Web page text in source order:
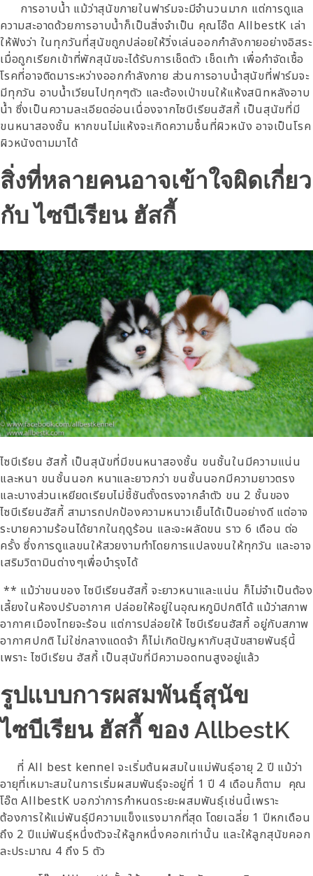
การอาบน้ำ แม้ว่าสุนัขภายในฟาร์มจะมีจำนวนมาก แต่การดูแล
ความสะอาดด้วยการอาบน้ำก็เป็นสิ่งจำเป็น คุณโอ๊ต AllbestK เล่า
ให้ฟังว่า ในทุกวันที่สุนัขถูกปล่อยให้วิ่งเล่นออกกำลังกายอย่างอิสระ
เมื่อถูกเรียกเข้าที่พักสุนัขจะได้รับการเช็ดตัว เช็ดเท้า เพื่อกำจัดเชื้อ
โรคที่อาจติดมาระหว่างออกกำลังกาย ส่วนการอาบน้ำสุนัขที่ฟาร์มจะ
มีทุกวัน อาบน้ำเวียนไปทุกๆตัว และต้องเป่าขนให้แห้งสนิทหลังอาบ
น้ำ ซึ่งเป็นความละเอียดอ่อนเนื่องจากไซบีเรียนฮัสกี้ เป็นสุนัขที่มี
ขนหนาสองชั้น หากขนไม่แห้งจะเกิดความชื้นที่ผิวหนัง อาจเป็นโรค
ผิวหนังตามมาได้
สิ่งที่หลายคนอาจเข้าใจผิดเกี่ยว
กับ ไซบีเรียน ฮัสกี้
ไซบีเรียน ฮัสกี้ เป็นสุนัขที่มีขนหนาสองชั้น ขนชั้นในมีความแน่น
และหนา ขนชั้นนอก หนาและยาวกว่า ขนชั้นนอกมีความยาวตรง
และบางส่วนเหยียดเรียบไม่ชี้ชันตั้งตรงจากลำตัว ขน 2 ชั้นของ
ไซบีเรียนฮัสกี้ สามารถปกป้องความหนาวเย็นได้เป็นอย่างดี แต่อาจ
ระบายความร้อนได้ยากในฤดูร้อน และจะผลัดขน ราว 6 เดือน ต่อ
ครั้ง ซึ่งการดูแลขนให้สวยงามทำโดยการแปลงขนให้ทุกวัน และอาจ
เสริมวิตามินต่างๆเพื่อบำรุงได้
** แม้ว่าขนของ ไซบีเรียนฮัสกี้ จะยาวหนาและแน่น ก็ไม่จำเป็นต้อง
เลี้ยงในห้องปรับอากาศ ปล่อยให้อยู่ในอุณหภูมิปกติได้ แม้ว่าสภาพ
อากาศเมืองไทยจะร้อน แต่การปล่อยให้ ไซบีเรียนฮัสกี้ อยู่กับสภาพ
อากาศปกติ ไม่ใช่กลางแดดจ้า ก็ไม่เกิดปัญหากับสุนัขสายพันธุ์นี้
เพราะ ไซบีเรียน ฮัสกี้ เป็นสุนัขที่มีความอดทนสูงอยู่แล้ว
รูปแบบการผสมพันธุ์สุนัข
ไซบีเรียน ฮัสกี้ ของ AllbestK
ที่ All best kennel จะเริ่มต้นผสมในแม่พันธุ์อายุ 2 ปี แม้ว่า
อายุที่เหมาะสมในการเริ่มผสมพันธุ์จะอยู่ที่ 1 ปี 4 เดือนก็ตาม คุณ
โอ๊ต AllbestK บอกว่าการกำหนดระยะผสมพันธุ์เช่นนี้เพราะ
ต้องการให้แม่พันธุ์มีความแข็งแรงมากที่สุด โดยเฉลี่ย 1 ปีหกเดือน
ถึง 2 ปีแม่พันธุ์หนึ่งตัวจะให้ลูกหนึ่งคอกเท่านั้น และให้ลูกสุนัขคอก
ละประมาณ 4 ถึง 5 ตัว